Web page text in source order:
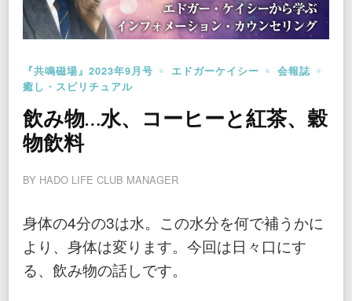
『共鳴磁場』2023年9月号 エドガーケイシー
会報誌
癒し・スピリチュアル
飲み物…水、コーヒーと紅茶、穀
物飲料
BY HADO LIFE CLUB MANAGER
身体の4分の3は水。この水分を何で補うかに
より、身体は変ります。今回は日々口にす
る、飲み物の話しです。